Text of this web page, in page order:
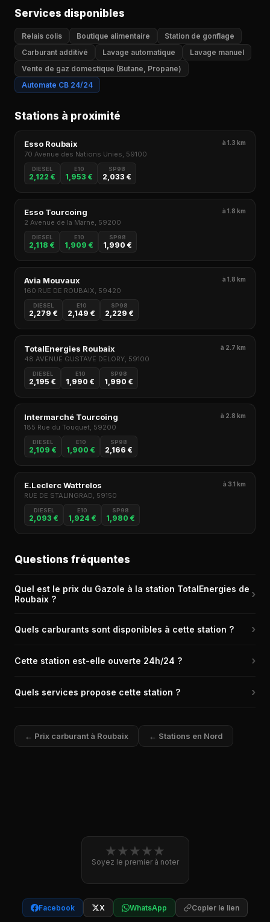
Services disponibles
Relais colis Boutique alimentaire
Station de gonflage
Carburant additivé
Lavage automatique
Lavage manuel
Vente de gaz domestique (Butane, Propane)
Automate CB 24/24
Stations à proximité
Esso Roubaix à 1.3 km
70 Avenue des Nations Unies, 59100
DIESEL
2,122 €
E10
1,953 €
SP98
2,033 €
Esso Tourcoing à 1.8 km
2 Avenue de la Marne, 59200
DIESEL
2,118 €
E10
1,909 €
SP98
1,990 €
Avia Mouvaux à 1.8 km
160 RUE DE ROUBAIX, 59420
DIESEL
2,279 €
E10
2,149 €
SP98
2,229 €
TotalEnergies Roubaix à 2.7 km
48 AVENUE GUSTAVE DELORY, 59100
DIESEL
2,195 €
E10
1,990 €
SP98
1,990 €
Intermarché Tourcoing à 2.8 km
185 Rue du Touquet, 59200
DIESEL
2,109 €
E10
1,900 €
SP98
2,166 €
E.Leclerc Wattrelos à 3.1 km
RUE DE STALINGRAD, 59150
DIESEL
2,093 €
E10
1,924 €
SP98
1,980 €
Questions fréquentes
Quel est le prix du Gazole à la station TotalEnergies de
Roubaix ?
›
(59100) est de 2,192 € le litre, relevé il y a 8h.
Quels carburants sont disponibles à cette station ? ›
suivants : Diesel, E10, SP98, E85, GPL. C'est une station bien
Cette station est-elle ouverte 24h/24 ? ›
CB disponible 24h/24 et 7j/7.
Quels services propose cette station ? ›
suivants : Relais colis, Boutique alimentaire, Station de
gonflage, Carburant additivé, Lavage automatique, Lavage
← Prix carburant à Roubaix ← Stations en Nord
★★★★★
Soyez le premier à noter
Facebook X WhatsApp Copier le lien